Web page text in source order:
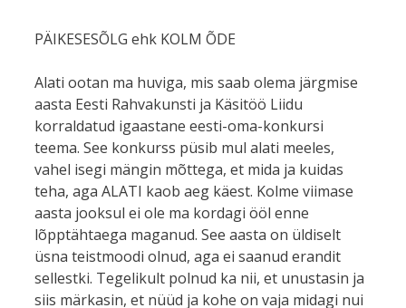
PÄIKESESÕLG ehk KOLM ÕDE
Alati ootan ma huviga, mis saab olema järgmise
aasta Eesti Rahvakunsti ja Käsitöö Liidu
korraldatud igaastane eesti-oma-konkursi
teema. See konkurss püsib mul alati meeles,
vahel isegi mängin mõttega, et mida ja kuidas
teha, aga ALATI kaob aeg käest. Kolme viimase
aasta jooksul ei ole ma kordagi ööl enne
lõpptähtaega maganud. See aasta on üldiselt
üsna teistmoodi olnud, aga ei saanud erandit
sellestki. Tegelikult polnud ka nii, et unustasin ja
siis märkasin, et nüüd ja kohe on vaja midagi nui